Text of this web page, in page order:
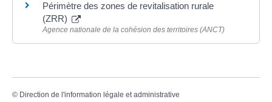
Périmètre des zones de revitalisation rurale
(ZRR)
Agence nationale de la cohésion des territoires (ANCT)
© Direction de l'information légale et administrative